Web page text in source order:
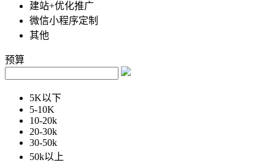
建站+优化推广
微信小程序定制
其他
预算
5K以下
5-10K
10-20k
20-30k
30-50k
50k以上